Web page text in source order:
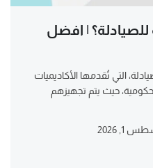
للصيادلة؟ | افضل
التي تُقدمها الأكاديميات
حيث يتم تجهيزهم
1, 2026